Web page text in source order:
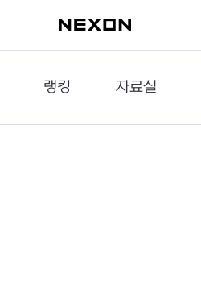
랭킹
던전랭킹
자료실
다운로드